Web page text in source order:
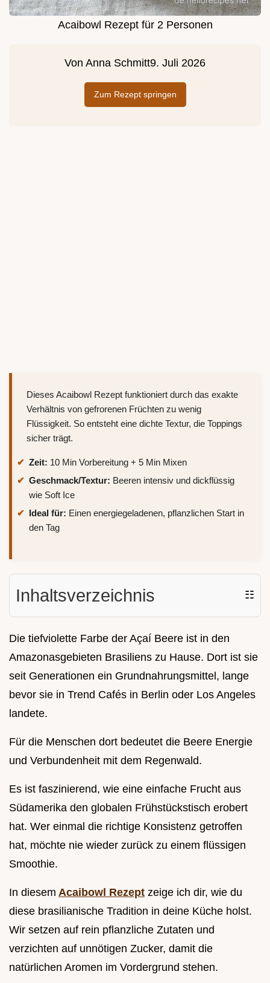
Acaibowl Rezept für 2 Personen
Von Anna Schmitt9. Juli 2026
Zum Rezept springen
Dieses Acaibowl Rezept funktioniert durch das exakte
Verhältnis von gefrorenen Früchten zu wenig
Flüssigkeit. So entsteht eine dichte Textur, die Toppings
sicher trägt.
Zeit: 10 Min Vorbereitung + 5 Min Mixen
Geschmack/Textur: Beeren intensiv und dickflüssig
wie Soft Ice
Ideal für: Einen energiegeladenen, pflanzlichen Start in
den Tag
Inhaltsverzeichnis ☷
Die tiefviolette Farbe der Açaí Beere ist in den
Amazonasgebieten Brasiliens zu Hause. Dort ist sie
seit Generationen ein Grundnahrungsmittel, lange
bevor sie in Trend Cafés in Berlin oder Los Angeles
landete.
Für die Menschen dort bedeutet die Beere Energie
und Verbundenheit mit dem Regenwald.
Es ist faszinierend, wie eine einfache Frucht aus
Südamerika den globalen Frühstückstisch erobert
hat. Wer einmal die richtige Konsistenz getroffen
hat, möchte nie wieder zurück zu einem flüssigen
Smoothie.
In diesem Acaibowl Rezept zeige ich dir, wie du
diese brasilianische Tradition in deine Küche holst.
Wir setzen auf rein pflanzliche Zutaten und
verzichten auf unnötigen Zucker, damit die
natürlichen Aromen im Vordergrund stehen.